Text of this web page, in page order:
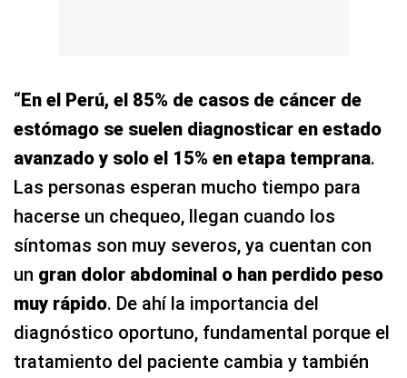
“En el Perú, el 85% de casos de cáncer de
estómago se suelen diagnosticar en estado
avanzado y solo el 15% en etapa temprana.
Las personas esperan mucho tiempo para
hacerse un chequeo, llegan cuando los
síntomas son muy severos, ya cuentan con
un gran dolor abdominal o han perdido peso
muy rápido. De ahí la importancia del
diagnóstico oportuno, fundamental porque el
tratamiento del paciente cambia y también